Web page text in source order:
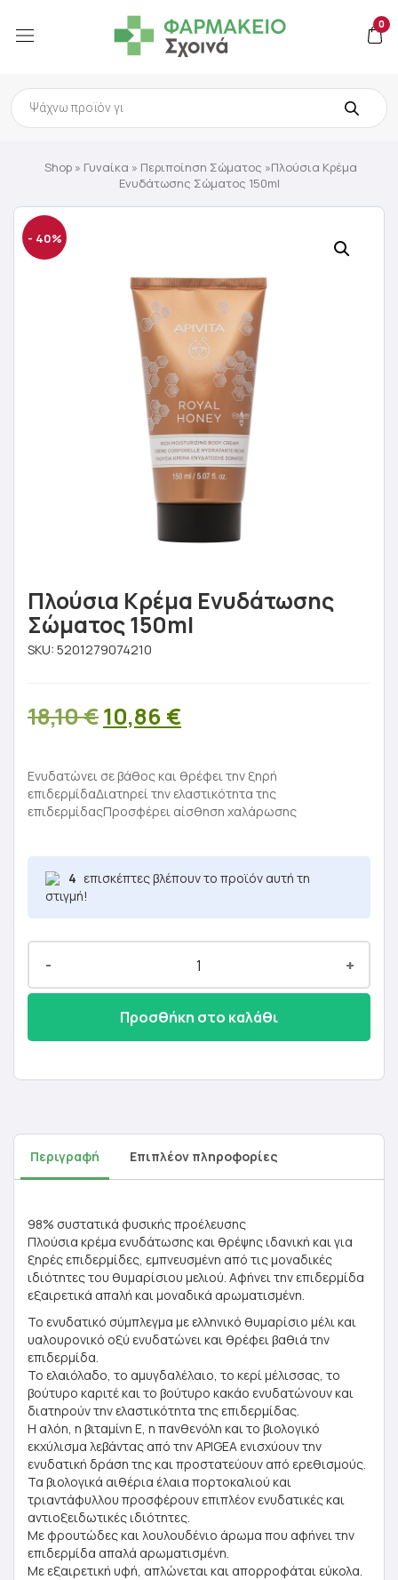
0
Products
search
Shop » Γυναίκα » Περιποίηση Σώματος »Πλούσια Κρέμα
Ενυδάτωσης Σώματος 150ml
- 40%
Πλούσια Κρέμα Ενυδάτωσης
Σώματος 150ml
SKU: 5201279074210
18,10€Original
was:
18,10 €.
10,86 €Η
τιμή
είναι:
Ενυδατώνει σε βάθος και θρέφει την ξηρή
επιδερμίδαΔιατηρεί την ελαστικότητα της
επιδερμίδαςΠροσφέρει αίσθηση χαλάρωσης
4 επισκέπτες βλέπουν το προϊόν αυτή τη
στιγμή!
- +
Προσθήκη στο καλάθι
Περιγραφή Επιπλέον πληροφορίες
98% συστατικά φυσικής προέλευσης
Πλούσια κρέμα ενυδάτωσης και θρέψης ιδανική και για
ξηρές επιδερμίδες, εμπνευσμένη από τις μοναδικές
ιδιότητες του θυμαρίσιου μελιού. Αφήνει την επιδερμίδα
εξαιρετικά απαλή και μοναδικά αρωματισμένη.
Το ενυδατικό σύμπλεγμα με ελληνικό θυμαρίσιο μέλι και
υαλουρονικό οξύ ενυδατώνει και θρέφει βαθιά την
επιδερμίδα.
Το ελαιόλαδο, το αμυγδαλέλαιο, το κερί μέλισσας, το
βούτυρο καριτέ και το βούτυρο κακάο ενυδατώνουν και
διατηρούν την ελαστικότητα της επιδερμίδας.
Η αλόη, η βιταμίνη Ε, η πανθενόλη και το βιολογικό
εκχύλισμα λεβάντας από την APIGEA ενισχύουν την
ενυδατική δράση της και προστατεύουν από ερεθισμούς.
Τα βιολογικά αιθέρια έλαια πορτοκαλιού και
τριαντάφυλλου προσφέρουν επιπλέον ενυδατικές και
αντιοξειδωτικές ιδιότητες.
Με φρουτώδες και λουλουδένιο άρωμα που αφήνει την
επιδερμίδα απαλά αρωματισμένη.
Με εξαιρετική υφή, απλώνεται και απορροφάται εύκολα.